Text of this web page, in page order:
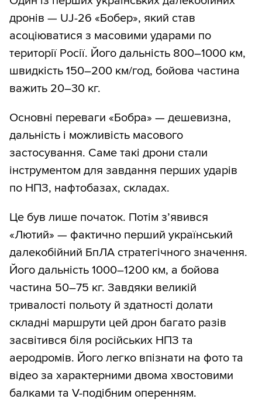
дронів — UJ-26 «Бобер», який став
асоціюватися з масовими ударами по
території Росії. Його дальність 800–1000 км,
швидкість 150–200 км/год, бойова частина
важить 20–30 кг.
Основні переваги «Бобра» — дешевизна,
дальність і можливість масового
застосування. Саме такі дрони стали
інструментом для завдання перших ударів
по НПЗ, нафтобазах, складах.
Це був лише початок. Потім з’явився
«Лютий» — фактично перший український
далекобійний БпЛА стратегічного значення.
Його дальність 1000–1200 км, а бойова
частина 50–75 кг. Завдяки великій
тривалості польоту й здатності долати
складні маршрути цей дрон багато разів
засвітився біля російських НПЗ та
аеродромів. Його легко впізнати на фото та
відео за характерними двома хвостовими
балками та V-подібним оперенням.